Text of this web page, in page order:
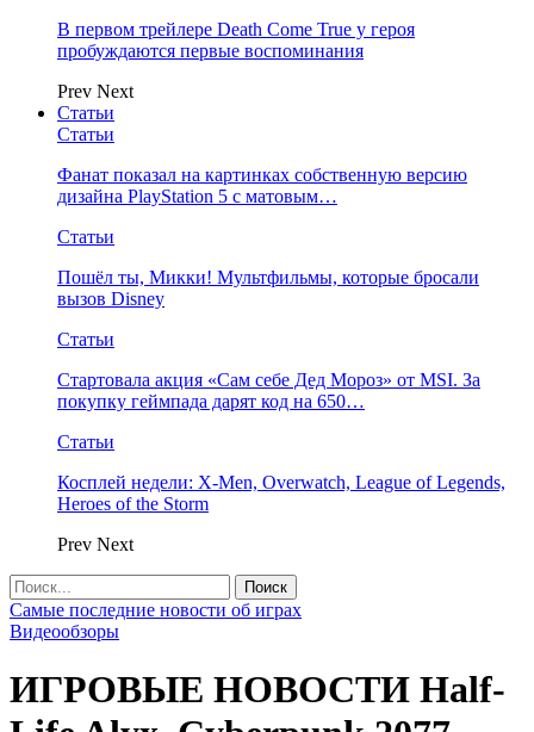
В первом трейлере Death Come True у героя
пробуждаются первые воспоминания
Prev Next
Статьи
Статьи
Фанат показал на картинках собственную версию
дизайна PlayStation 5 с матовым…
Статьи
Пошёл ты, Микки! Мультфильмы, которые бросали
вызов Disney
Статьи
Стартовала акция «Сам себе Дед Мороз» от MSI. За
покупку геймпада дарят код на 650…
Статьи
Косплей недели: X-Men, Overwatch, League of Legends,
Heroes of the Storm
Prev Next
Самые последние новости об играх
Видеообзоры
ИГРОВЫЕ НОВОСТИ Half-